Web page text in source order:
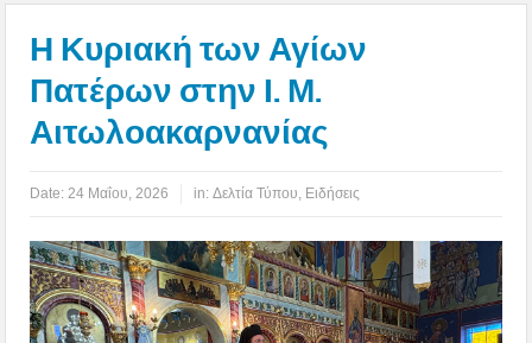
Η Κυριακή των Αγίων
Πατέρων στην Ι. Μ.
Αιτωλοακαρνανίας
Date: 24 Μαΐου, 2026 in:Δελτία Τύπου Ειδήσεις